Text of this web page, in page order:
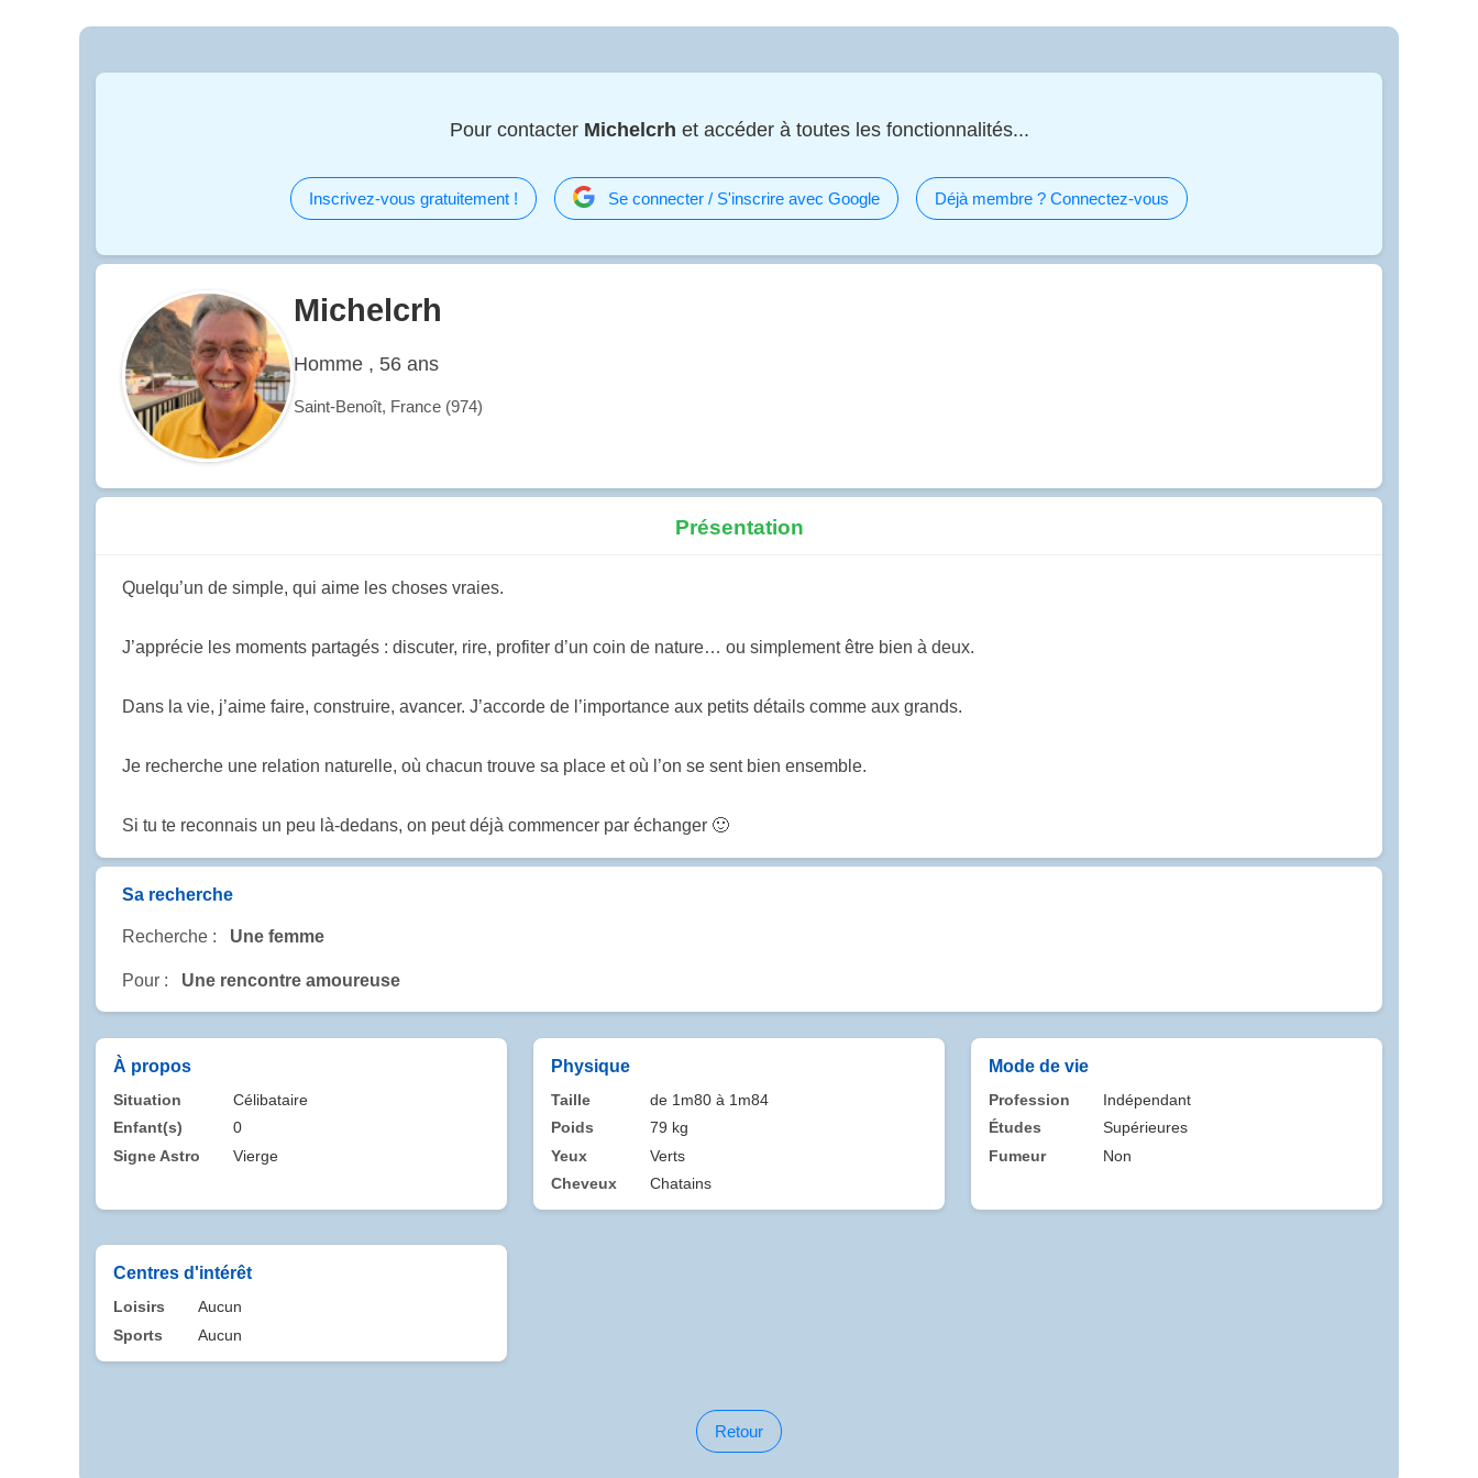
Pour contacter Michelcrh et accéder à toutes les fonctionnalités...
Inscrivez-vous gratuitement ! Se connecter / S'inscrire avec Google Déjà membre ? Connectez-vous
Michelcrh
Homme , 56 ans
Saint-Benoît, France (974)
Présentation
Quelqu’un de simple, qui aime les choses vraies.
J’apprécie les moments partagés : discuter, rire, profiter d’un coin de nature… ou simplement être bien à deux.
Dans la vie, j’aime faire, construire, avancer. J’accorde de l’importance aux petits détails comme aux grands.
Je recherche une relation naturelle, où chacun trouve sa place et où l’on se sent bien ensemble.
Si tu te reconnais un peu là-dedans, on peut déjà commencer par échanger 🙂
Sa recherche
Recherche : Une femme
Pour : Une rencontre amoureuse
À propos
Situation
Célibataire
Enfant(s)
0
Signe Astro
Vierge
Physique
Taille
de 1m80 à 1m84
Poids
79 kg
Yeux
Verts
Cheveux
Chatains
Mode de vie
Profession
Indépendant
Études
Supérieures
Fumeur
Non
Centres d'intérêt
Loisirs
Aucun
Sports
Aucun
Retour